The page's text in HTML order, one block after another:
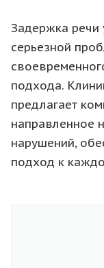
Задержка речи
серьезной
подхода.
предлагает
направленное
нарушений,
подход к